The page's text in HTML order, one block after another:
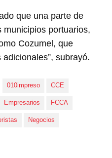
que una parte de
municipios portuarios,
Cozumel, que
subrayó.
010impreso CCE
Empresarios FCCA
Negocios